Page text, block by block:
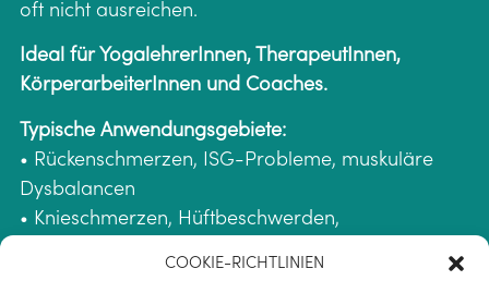
COOKIE-RICHTLINIEN
oft nicht ausreichen.
Ideal für YogalehrerInnen, TherapeutInnen,
KörperarbeiterInnen und Coaches.
Typische Anwendungsgebiete:
• Rückenschmerzen, ISG-Probleme, muskuläre
Dysbalancen
• Knieschmerzen, Hüftbeschwerden,